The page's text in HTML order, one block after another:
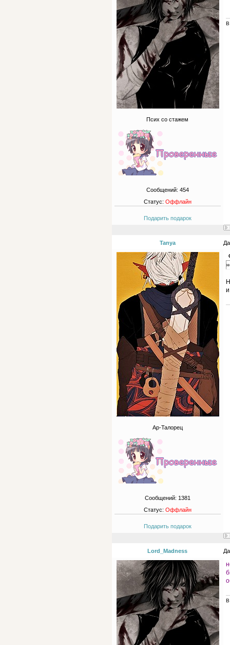
Псих со стажем
Сообщений: 454
Статус: Оффлайн
Подарить подарок
В
Tanya
Ар-Талорец
Сообщений: 1381
Статус: Оффлайн
Подарить подарок
Lord_Madness
В